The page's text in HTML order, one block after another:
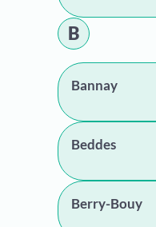
B
Bannay
Beddes
Berry-Bouy